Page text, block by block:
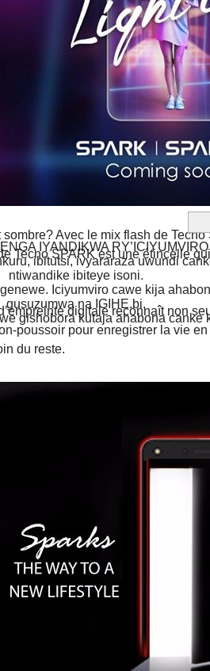
Avec le mix flash de Tecno
Tecno SPARK est une étincelle
digitale reconnaît non
poussoir pour enregistrer la vie
du reste.
CAWE KURI IYI NKURU
IYANDIKWA
ibitutsi, ivyararaza uwundi
ntiwandike ibiteye isoni.
Iciyumviro cawe kija
gusuzumwa na IGIHE.bi.
gishobora kutaja ahabona canke